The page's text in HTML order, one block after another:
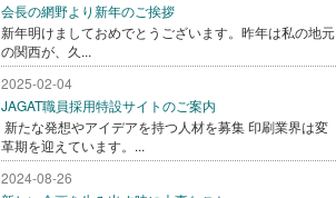
会長の網野より新年のご挨拶
新年明けましておめでとうございます。昨年は私の地元
の関西が、久...
2025-02-04
JAGAT職員採用特設サイトのご案内
新たな発想やアイデアを持つ人材を募集 印刷業界は変
革期を迎えています。...
2024-08-26